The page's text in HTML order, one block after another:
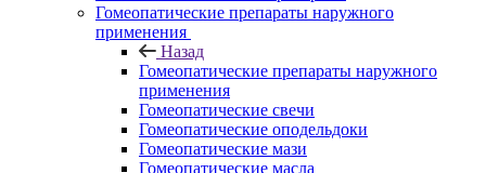
Гомеопатические препараты наружного
применения
Назад
Гомеопатические препараты наружного
применения
Гомеопатические свечи
Гомеопатические оподельдоки
Гомеопатические мази
Гомеопатические масла